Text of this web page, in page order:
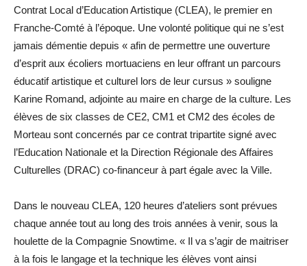
Contrat Local d’Education Artistique (CLEA), le premier en
Franche-Comté à l’époque. Une volonté politique qui ne s’est
jamais démentie depuis « afin de permettre une ouverture
d’esprit aux écoliers mortuaciens en leur offrant un parcours
éducatif artistique et culturel lors de leur cursus » souligne
Karine Romand, adjointe au maire en charge de la culture. Les
élèves de six classes de CE2, CM1 et CM2 des écoles de
Morteau sont concernés par ce contrat tripartite signé avec
l’Education Nationale et la Direction Régionale des Affaires
Culturelles (DRAC) co-financeur à part égale avec la Ville.
Dans le nouveau CLEA, 120 heures d’ateliers sont prévues
chaque année tout au long des trois années à venir, sous la
houlette de la Compagnie Snowtime. « Il va s’agir de maitriser
à la fois le langage et la technique les élèves vont ainsi